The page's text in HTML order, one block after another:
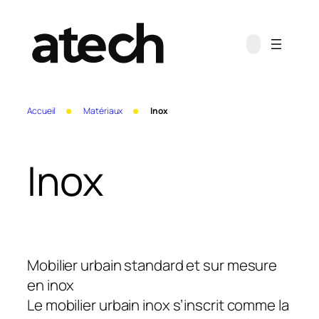
contenu
Accueil Matériaux Inox
Inox
Mobilier urbain standard et sur mesure
en inox
Le mobilier urbain inox s’inscrit comme la